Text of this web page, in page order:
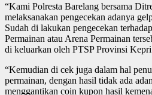
“Kami Polresta Barelang bersama
melaksanakan pengecekan adanya
Sudah di lakukan pengecekan
Permainan atau Arena Permainan
di keluarkan oleh PTSP Provinsi
“Kemudian di cek juga dalam hal
permainan, dengan hasil tidak ada
menggantikan coin kupon hasil